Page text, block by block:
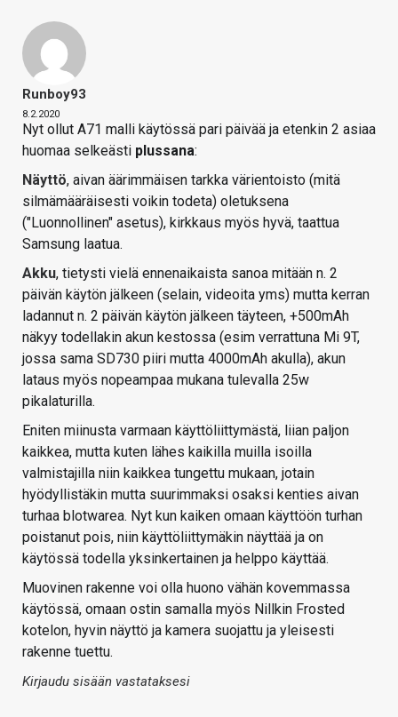
Runboy93
8.2.2020
Nyt ollut A71 malli käytössä pari päivää ja etenkin 2 asiaa
huomaa selkeästi plussana:
Näyttö, aivan äärimmäisen tarkka värientoisto (mitä
silmämääräisesti voikin todeta) oletuksena
("Luonnollinen" asetus), kirkkaus myös hyvä, taattua
Samsung laatua.
Akku, tietysti vielä ennenaikaista sanoa mitään n. 2
päivän käytön jälkeen (selain, videoita yms) mutta kerran
ladannut n. 2 päivän käytön jälkeen täyteen, +500mAh
näkyy todellakin akun kestossa (esim verrattuna Mi 9T,
jossa sama SD730 piiri mutta 4000mAh akulla), akun
lataus myös nopeampaa mukana tulevalla 25w
pikalaturilla.
Eniten miinusta varmaan käyttöliittymästä, liian paljon
kaikkea, mutta kuten lähes kaikilla muilla isoilla
valmistajilla niin kaikkea tungettu mukaan, jotain
hyödyllistäkin mutta suurimmaksi osaksi kenties aivan
turhaa blotwarea. Nyt kun kaiken omaan käyttöön turhan
poistanut pois, niin käyttöliittymäkin näyttää ja on
käytössä todella yksinkertainen ja helppo käyttää.
Muovinen rakenne voi olla huono vähän kovemmassa
käytössä, omaan ostin samalla myös Nillkin Frosted
kotelon, hyvin näyttö ja kamera suojattu ja yleisesti
rakenne tuettu.
Kirjaudu sisään vastataksesi